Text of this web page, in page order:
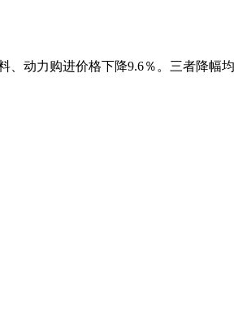
动力购进价格下降9.6％。三者降幅